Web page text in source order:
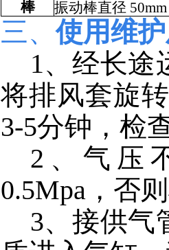
棒
振动棒直径 50mm
三、使用维
1、 经长途
将排风套旋转
3-5分钟，检
2、气压
0.5Mpa ，否
3、接供气